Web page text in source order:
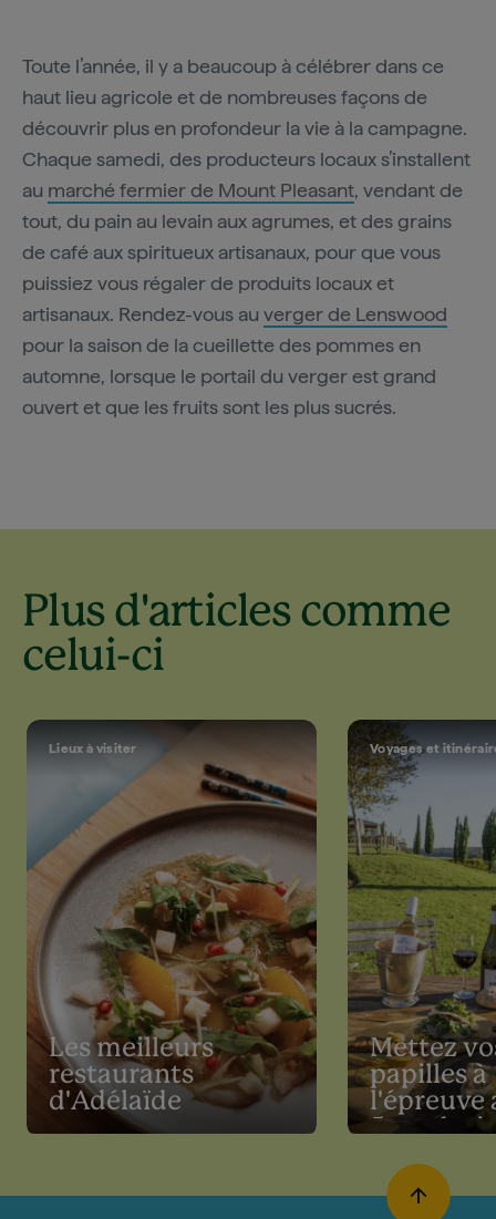
Toute l’année, il y a beaucoup à célébrer dans ce
haut lieu agricole et de nombreuses façons de
découvrir plus en profondeur la vie à la campagne.
Chaque samedi, des producteurs locaux s’installent
au marché fermier de Mount Pleasant, vendant de
tout, du pain au levain aux agrumes, et des grains
de café aux spiritueux artisanaux, pour que vous
puissiez vous régaler de produits locaux et
artisanaux. Rendez-vous au verger de Lenswood
pour la saison de la cueillette des pommes en
automne, lorsque le portail du verger est grand
ouvert et que les fruits sont les plus sucrés.
Plus d'articles comme
celui-ci
Lieux à visiter
Les meilleurs
restaurants
d'Adélaïde
Voyages et
Mettez
papilles à
l'épreuve
5 road